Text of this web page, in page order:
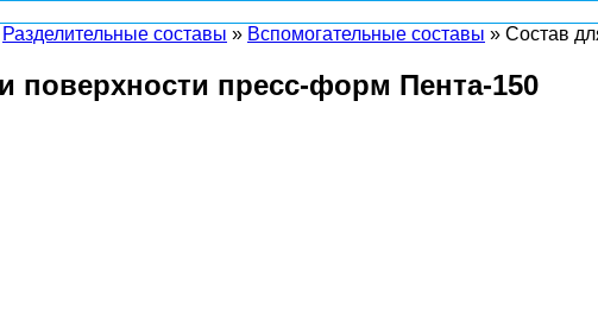
Разделительные составы » Вспомогательные составы » Состав
поверхности пресс-форм Пента-150